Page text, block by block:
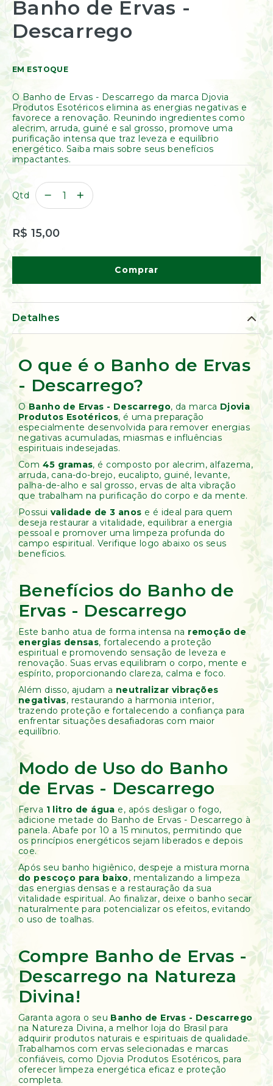
Resinas
/
Incensos
Naturais
Óleos
Perfumados
Incensos
Incensários
Difusores
Difusores
Elétricos
Diversos
Ervas
Kumbaya
para
o
início
da
imagens
Banho de Ervas -
Descarrego
EM ESTOQUE
O Banho de Ervas - Descarrego da marca Djovia
Produtos Esotéricos elimina as energias negativas e
favorece a renovação. Reunindo ingredientes como
alecrim, arruda, guiné e sal grosso, promove uma
purificação intensa que traz leveza e equilíbrio
energético. Saiba mais sobre seus benefícios
impactantes.
Qtd
R$ 15,00
Comprar
Detalhes
O que é o Banho de Ervas
- Descarrego?
O Banho de Ervas - Descarrego, da marca Djovia
Produtos Esotéricos, é uma preparação
especialmente desenvolvida para remover energias
negativas acumuladas, miasmas e influências
espirituais indesejadas.
Com 45 gramas, é composto por alecrim, alfazema,
arruda, cana-do-brejo, eucalipto, guiné, levante,
palha-de-alho e sal grosso, ervas de alta vibração
que trabalham na purificação do corpo e da mente.
Possui validade de 3 anos e é ideal para quem
deseja restaurar a vitalidade, equilibrar a energia
pessoal e promover uma limpeza profunda do
campo espiritual. Verifique logo abaixo os seus
benefícios.
Benefícios do Banho de
Ervas - Descarrego
Este banho atua de forma intensa na remoção de
energias densas, fortalecendo a proteção
espiritual e promovendo sensação de leveza e
renovação. Suas ervas equilibram o corpo, mente e
espírito, proporcionando clareza, calma e foco.
Além disso, ajudam a neutralizar vibrações
negativas, restaurando a harmonia interior,
trazendo proteção e fortalecendo a confiança para
enfrentar situações desafiadoras com maior
equilíbrio.
Modo de Uso do Banho
de Ervas - Descarrego
Ferva 1 litro de água e, após desligar o fogo,
adicione metade do Banho de Ervas - Descarrego à
panela. Abafe por 10 a 15 minutos, permitindo que
os princípios energéticos sejam liberados e depois
coe.
Após seu banho higiênico, despeje a mistura morna
do pescoço para baixo, mentalizando a limpeza
das energias densas e a restauração da sua
vitalidade espiritual. Ao finalizar, deixe o banho secar
naturalmente para potencializar os efeitos, evitando
o uso de toalhas.
Compre Banho de Ervas -
Descarrego na Natureza
Divina!
Garanta agora o seu Banho de Ervas - Descarrego
na Natureza Divina, a melhor loja do Brasil para
adquirir produtos naturais e espirituais de qualidade.
Trabalhamos com ervas selecionadas e marcas
confiáveis, como Djovia Produtos Esotéricos, para
oferecer limpeza energética eficaz e proteção
completa.